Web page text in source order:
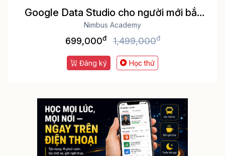
Google Data Studio cho người mới bắt
đầu
Nimbus Academy
699,000đ 1,499,000đ
Đăng ký Học thử